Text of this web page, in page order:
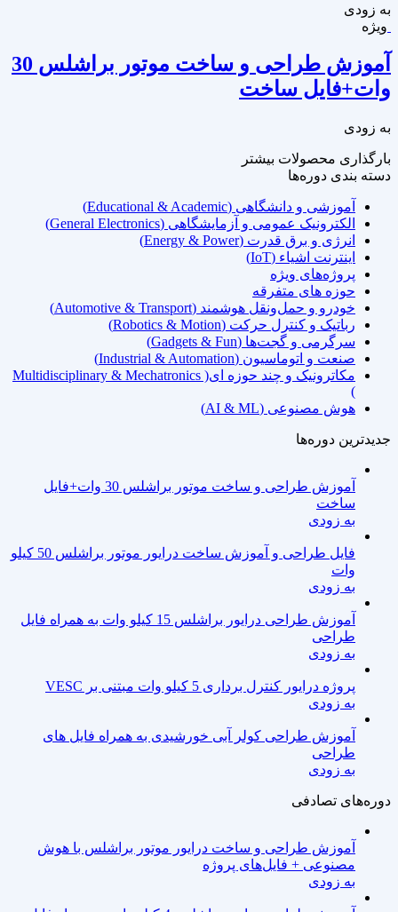
به زودی
ویژه
آموزش طراحی و ساخت موتور براشلس 30
وات+فایل ساخت
به زودی
بارگذاری محصولات بیشتر
دسته‌ بندی دوره‌ها
آموزشی و دانشگاهی (Educational & Academic)
الکترونیک عمومی و آزمایشگاهی (General Electronics)
انرژی و برق قدرت (Energy & Power)
اینترنت اشیاء (IoT)
پروژه‌های ویژه
حوزه های متفرقه
خودرو و حمل‌ونقل هوشمند (Automotive & Transport)
رباتیک و کنترل حرکت (Robotics & Motion)
سرگرمی و گجت‌ها (Gadgets & Fun)
صنعت و اتوماسیون (Industrial & Automation)
مکاترونیک و چند حوزه ای( Multidisciplinary & Mechatronics
)
هوش مصنوعی (AI & ML)
جدیدترین دوره‌ها
آموزش طراحی و ساخت موتور براشلس 30 وات+فایل
ساخت
به زودی
فایل طراحی و آموزش ساخت درایور موتور براشلس 50 کیلو
وات
به زودی
آموزش طراحی درایور براشلس 15 کیلو وات به همراه فایل
طراحی
به زودی
پروژه درایور کنترل برداری 5 کیلو وات مبتنی بر VESC
به زودی
آموزش طراحی کولر آبی خورشیدی به همراه فایل های
طراحی
به زودی
دوره‌های تصادفی
آموزش طراحی و ساخت درایور موتور براشلس با هوش
مصنوعی + فایل‌های پروژه
به زودی